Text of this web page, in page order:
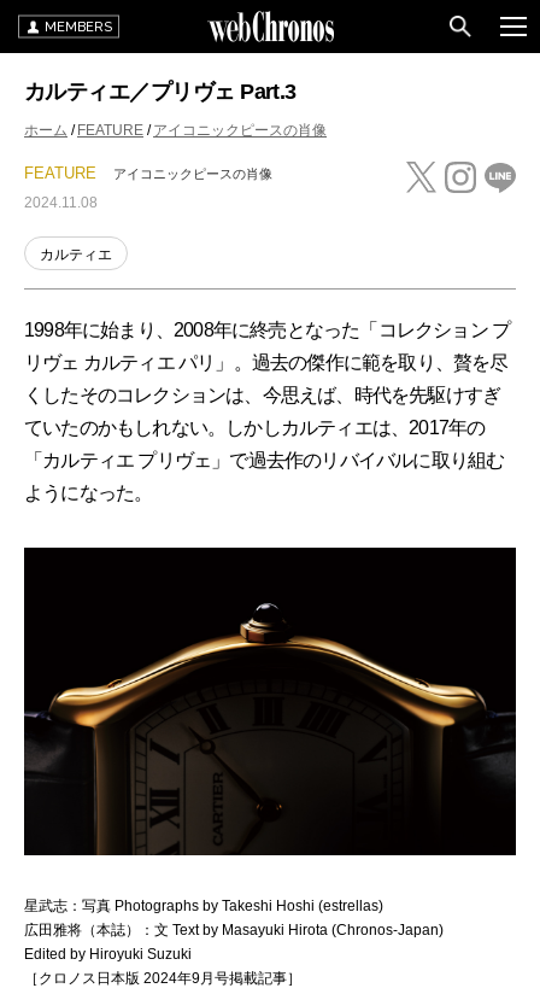
MEMBERS
カルティエ／プリヴェ Part.3
ホーム FEATURE アイコニックピースの肖像
FEATURE アイコニックピースの肖像
2024.11.08
カルティエ
1998年に始まり、2008年に終売となった「コレクション プ
リヴェ カルティエ パリ」。過去の傑作に範を取り、贅を尽
くしたそのコレクションは、今思えば、時代を先駆けすぎ
ていたのかもしれない。しかしカルティエは、2017年の
「カルティエ プリヴェ」で過去作のリバイバルに取り組む
ようになった。
星武志：写真 Photographs by Takeshi Hoshi (estrellas)
広田雅将（本誌）：文 Text by Masayuki Hirota (Chronos-Japan)
Edited by Hiroyuki Suzuki
［クロノス日本版 2024年9月号掲載記事］